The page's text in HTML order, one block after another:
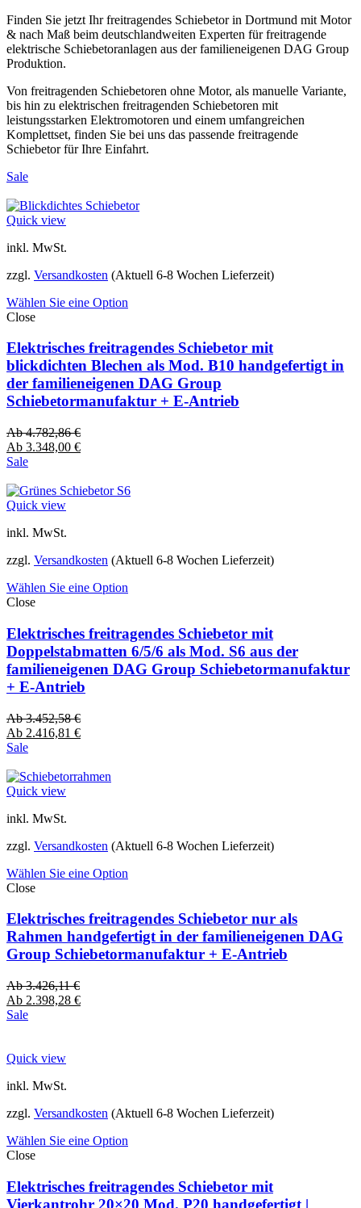
Finden Sie jetzt Ihr freitragendes Schiebetor in Dortmund mit Motor
& nach Maß beim deutschlandweiten Experten für freitragende
elektrische Schiebetoranlagen aus der familieneigenen DAG Group
Produktion.
Von freitragenden Schiebetoren ohne Motor, als manuelle Variante,
bis hin zu elektrischen freitragenden Schiebetoren mit
leistungsstarken Elektromotoren und einem umfangreichen
Komplettset, finden Sie bei uns das passende freitragende
Schiebetor für Ihre Einfahrt.
Sale
Quick view
inkl. MwSt.
zzgl. Versandkosten (Aktuell 6-8 Wochen Lieferzeit)
Wählen Sie eine Option
Close
Elektrisches freitragendes Schiebetor mit
blickdichten Blechen als Mod. B10 handgefertigt in
der familieneigenen DAG Group
Schiebetormanufaktur + E-Antrieb
Ab4.782,86€
Ab 3.348,00 €
Sale
Quick view
inkl. MwSt.
zzgl. Versandkosten (Aktuell 6-8 Wochen Lieferzeit)
Wählen Sie eine Option
Close
Elektrisches freitragendes Schiebetor mit
Doppelstabmatten 6/5/6 als Mod. S6 aus der
familieneigenen DAG Group Schiebetormanufaktur
+ E-Antrieb
Ab3.452,58€
Ab 2.416,81 €
Sale
Quick view
inkl. MwSt.
zzgl. Versandkosten (Aktuell 6-8 Wochen Lieferzeit)
Wählen Sie eine Option
Close
Elektrisches freitragendes Schiebetor nur als
Rahmen handgefertigt in der familieneigenen DAG
Group Schiebetormanufaktur + E-Antrieb
Ab3.426,11€
Ab 2.398,28 €
Sale
Quick view
inkl. MwSt.
zzgl. Versandkosten (Aktuell 6-8 Wochen Lieferzeit)
Wählen Sie eine Option
Close
Elektrisches freitragendes Schiebetor mit
Vierkantrohr 20×20 Mod. P20 handgefertigt |